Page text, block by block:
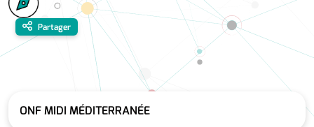
Partager
ONF MIDI MÉDITERRANÉE